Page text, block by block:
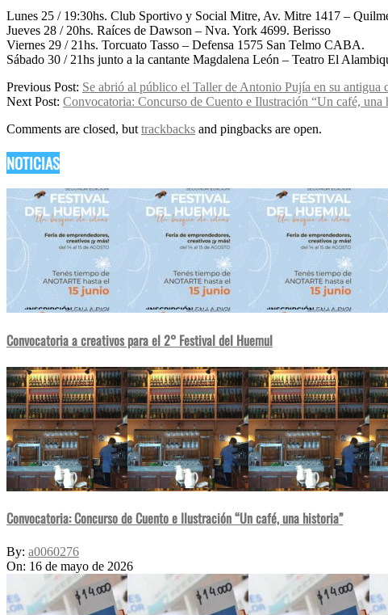
Lunes 25 / 19:30hs. Club Sportivo y Social Mitre, Av. Mitre 1417 –
Jueves 28 / 20hs. Raíces de Dawson – Nva. York 4699. Berisso
Viernes 29 / 21hs. Torcuato Tasso – Defensa 1575 San Telmo CABA.
Sábado 30 / 21hs junto a la cantante Magdalena León – Teatro El
2026-
05-
Previous Post: Se abrió al público el Taller de Antonio Pujía en su antigua
Next Post: Convocatoria: Concurso de Cuento e Ilustración “Un café, una
Comments are closed, but trackbacks and pingbacks are open.
NOTICIAS
Convocatoria a creativos para el 2° Festival del Huemul
Convocatoria: Concurso de Cuento e Ilustración “Un café, una historia”
By: a0060276
On: 16 de mayo de 2026